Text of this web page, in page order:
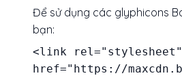
Để sử dụng các glyphicons
bạn:
<link rel="stylesheet"
href="https://